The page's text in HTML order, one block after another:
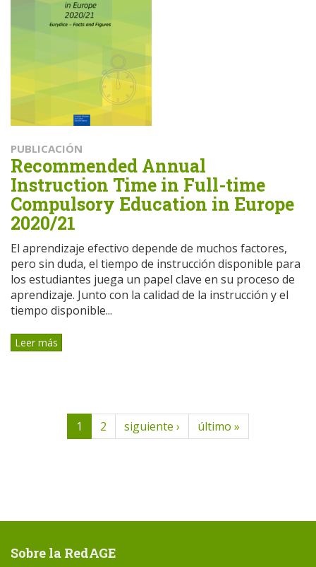
PUBLICACIÓN
Recommended Annual
Instruction Time in Full-time
Compulsory Education in Europe
2020/21
El aprendizaje efectivo depende de muchos factores,
pero sin duda, el tiempo de instrucción disponible para
los estudiantes juega un papel clave en su proceso de
aprendizaje. Junto con la calidad de la instrucción y el
tiempo disponible...
Leer más
1 2 siguiente › último »
Sobre la RedAGE